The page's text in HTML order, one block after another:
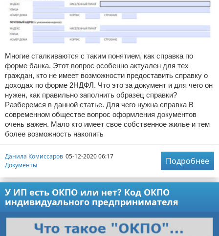
Многие сталкиваются с таким понятием, как справка по
форме банка. Этот вопрос особенно актуален для тех
граждан, кто не имеет возможности предоставить справку о
доходах по форме 2НДФЛ. Что это за документ и для чего он
нужен, как правильно заполнить образец справки?
Разберемся в данной статье. Для чего нужна справка В
современном обществе вопрос оформления документов
очень важен. Мало кто имеет свое собственное жилье и тем
более возможность накопить
Данила Комиссаров 05-12-2020 06:17
Документы
Подробнее
У ИП есть ОКПО или нет? Код ОКПО
индивидуального предпринимателя